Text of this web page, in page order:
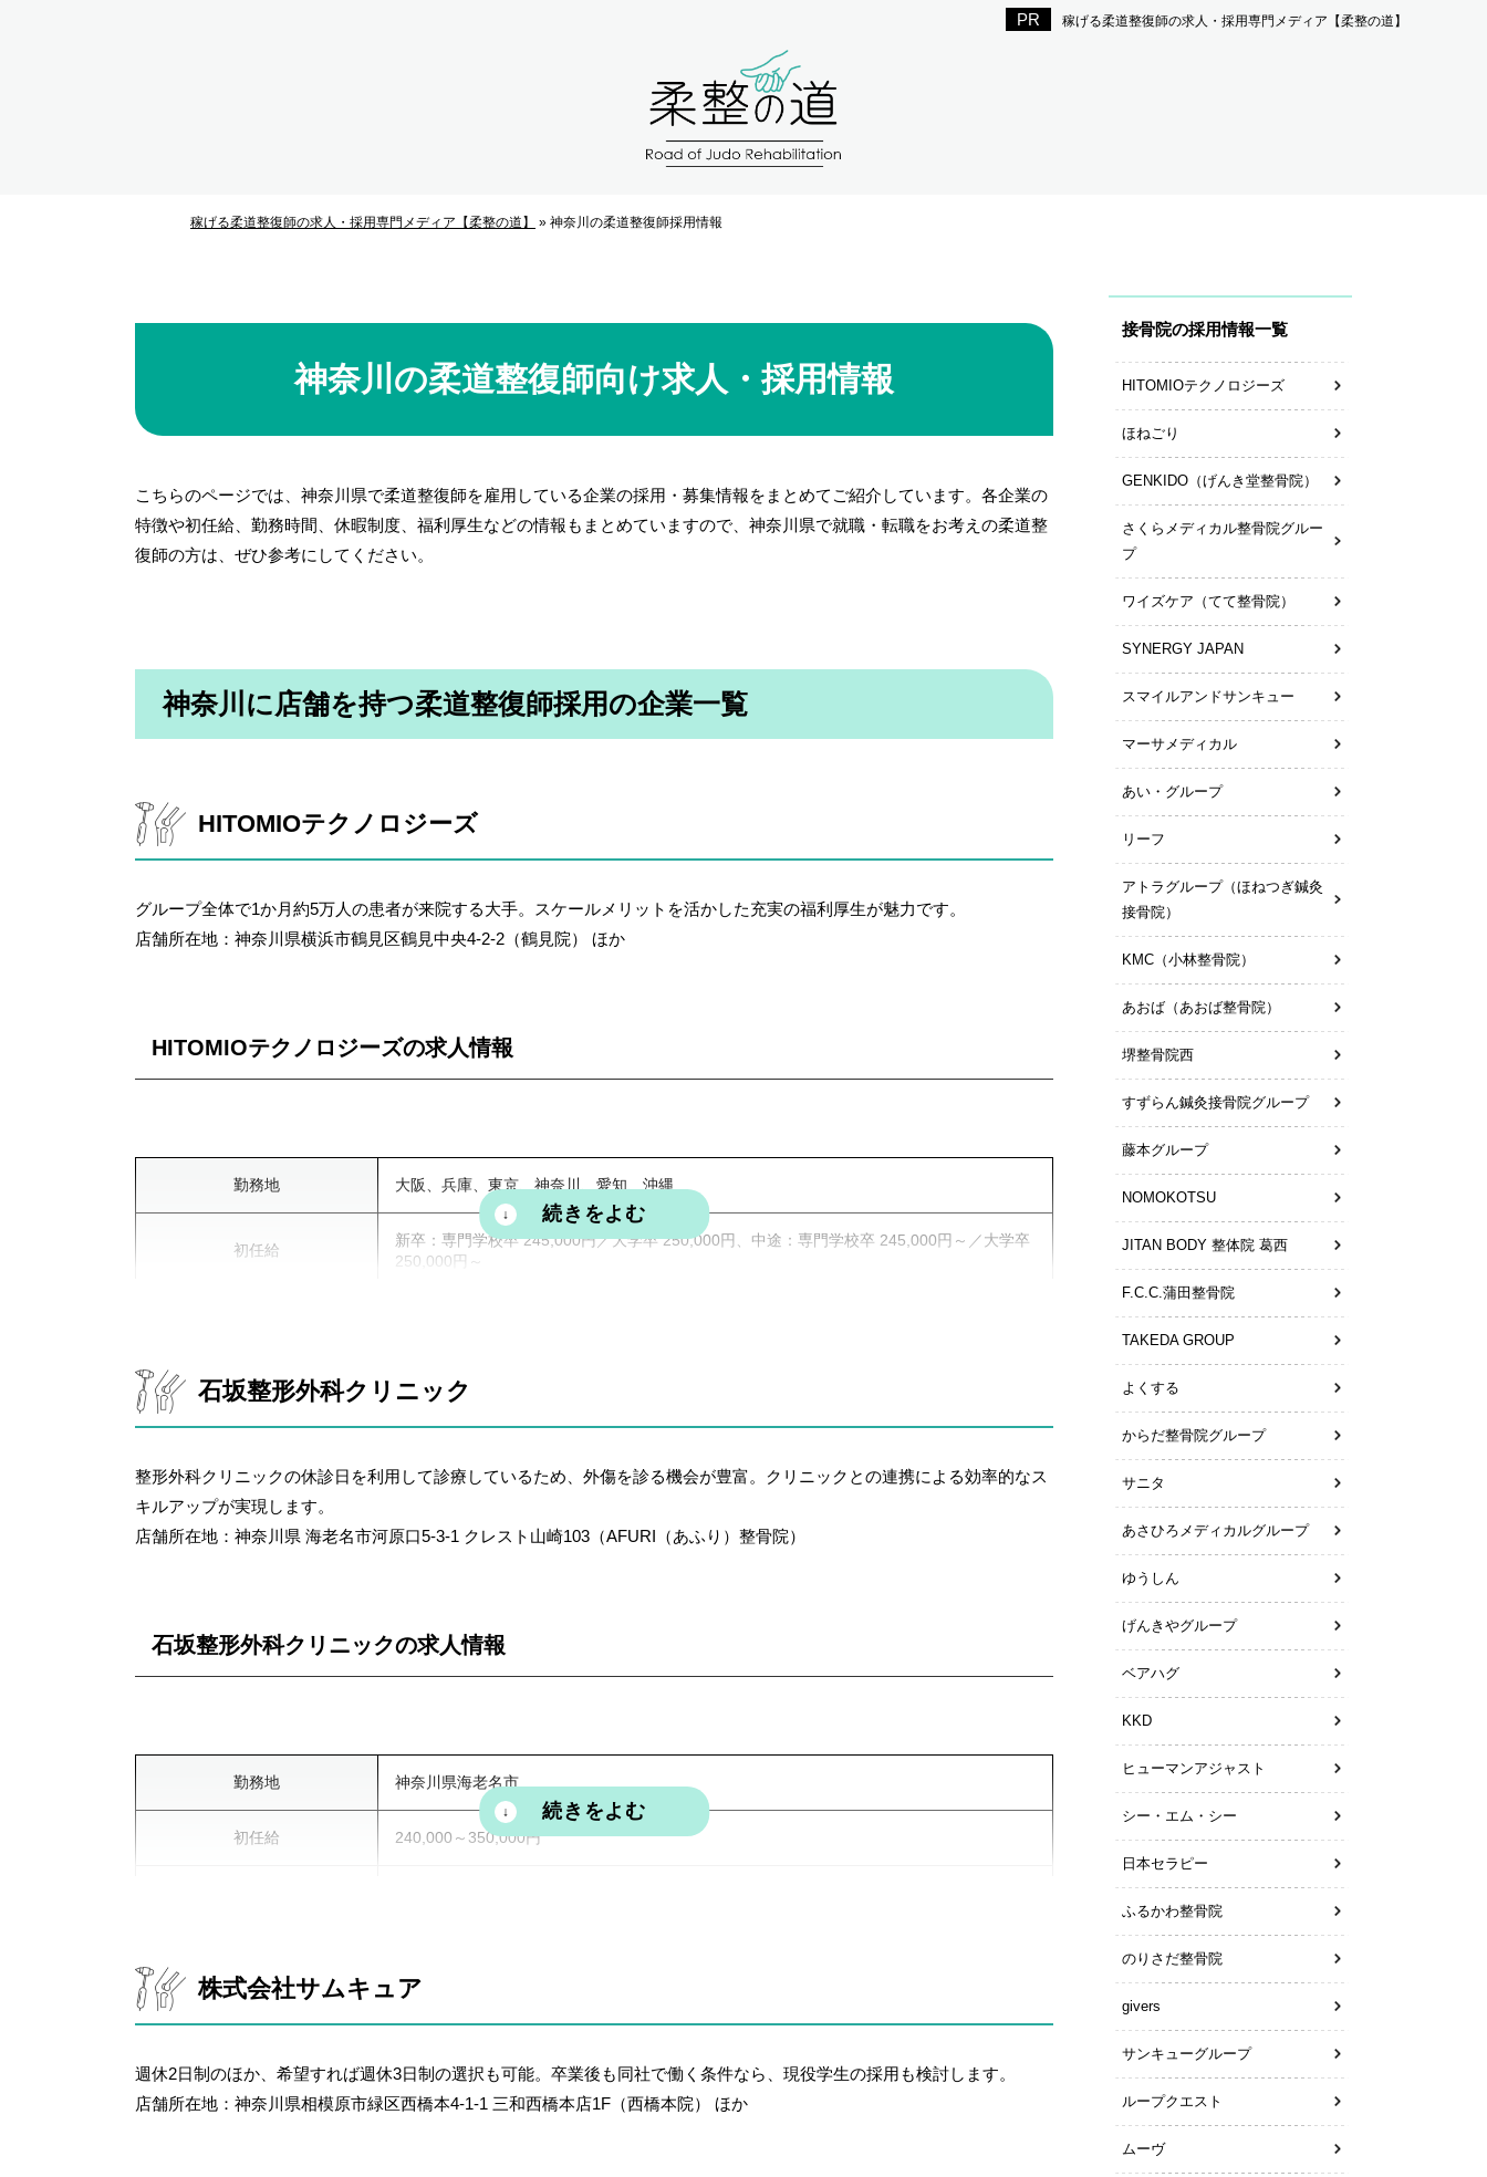
稼げる柔道整復師の求人・採用専門メディア【柔整の道】
稼げる柔道整復師の求人・採用専門メディア【柔整の道】 » 神奈川の柔道整復師採用情報
神奈川の柔道整復師向け求人・採用情報
こちらのページでは、神奈川県で柔道整復師を雇用している企業の採用・募集情報をまとめてご紹介しています。各企業の
特徴や初任給、勤務時間、休暇制度、福利厚生などの情報もまとめていますので、神奈川県で就職・転職をお考えの柔道整
復師の方は、ぜひ参考にしてください。
神奈川に店舗を持つ柔道整復師採用の企業一覧
HITOMIOテクノロジーズ
グループ全体で1か月約5万人の患者が来院する大手。スケールメリットを活かした充実の福利厚生が魅力です。
店舗所在地：神奈川県横浜市鶴見区鶴見中央4-2-2（鶴見院） ほか
HITOMIOテクノロジーズの求人情報
勤務地 大阪、兵庫、東京、神奈川、愛知、沖縄
初任給
新卒：専門学校卒 245,000円／大学卒 250,000円、中途：専門学校卒 245,000円～／大学卒
250,000円～
週間休日 完全週休2日＋祝日分 ※院により異なる。日曜開院の場合、他2日
福利厚生
厚生年金、健康保険、労災保険、雇用保険、治療賠償保険、交通費支給（月25,000円ま
祝い金、食事・旅行・飲み会など割引、分院長養成プログラム、独立開業支援制度
石坂整形外科クリニック
整形外科クリニックの休診日を利用して診療しているため、外傷を診る機会が豊富。クリニックとの連携による効率的なス
キルアップが実現します。
店舗所在地：神奈川県 海老名市河原口5-3-1 クレスト山崎103（AFURI（あふり）整骨院）
石坂整形外科クリニックの求人情報
勤務地 神奈川県海老名市
初任給 240,000～350,000円
週間休日 シフト制
福利厚生
保険・労災保険）、退職金制度、有休休暇、産休・育休制度、研修補助
株式会社サムキュア
週休2日制のほか、希望すれば週休3日制の選択も可能。卒業後も同社で働く条件なら、現役学生の採用も検討します。
店舗所在地：神奈川県相模原市緑区西橋本4-1-1 三和西橋本店1F（西橋本院） ほか
接骨院の採用情報一覧
HITOMIOテクノロジーズ
ほねごり
GENKIDO（げんき堂整骨院）
さくらメディカル整骨院グルー
プ
ワイズケア（てて整骨院）
SYNERGY JAPAN
スマイルアンドサンキュー
マーサメディカル
あい・グループ
リーフ
アトラグループ（ほねつぎ鍼灸
接骨院）
KMC（小林整骨院）
あおば（あおば整骨院）
堺整骨院西
すずらん鍼灸接骨院グループ
藤本グループ
NOMOKOTSU
JITAN BODY 整体院 葛西
F.C.C.蒲田整骨院
TAKEDA GROUP
よくする
からだ整骨院グループ
サニタ
あさひろメディカルグループ
ゆうしん
げんきやグループ
ベアハグ
KKD
ヒューマンアジャスト
シー・エム・シー
日本セラピー
ふるかわ整骨院
のりさだ整骨院
givers
サンキューグループ
ループクエスト
ムーヴ